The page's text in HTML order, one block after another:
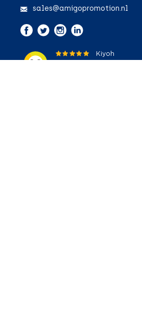
sales@amigopromotion.nl